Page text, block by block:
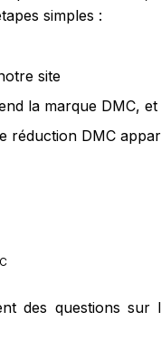
simples :
site
la marque DMC,
réduction DMC
des questions